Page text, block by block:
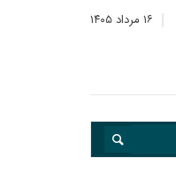
۱۶ مرداد ۱۴۰۵